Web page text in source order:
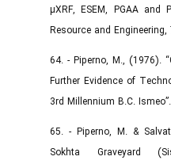
µXRF, ESEM, PGAA
Resource and
64. - Piperno, M., (1976).
Further Evidence of
3rd Millennium B.C.
65. - Piperno, M. &
Sokhta Graveyard